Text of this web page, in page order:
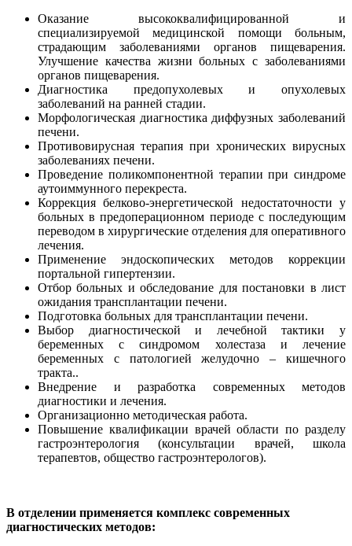
Оказание высококвалифицированной и
специализируемой медицинской помощи больным,
страдающим заболеваниями органов пищеварения.
Улучшение качества жизни больных с заболеваниями
органов пищеварения.
Диагностика предопухолевых и опухолевых
заболеваний на ранней стадии.
Морфологическая диагностика диффузных заболеваний
печени.
Противовирусная терапия при хронических вирусных
заболеваниях печени.
Проведение поликомпонентной терапии при синдроме
аутоиммунного перекреста.
Коррекция белково-энергетической недостаточности у
больных в предоперационном периоде с последующим
переводом в хирургические отделения для оперативного
лечения.
Применение эндоскопических методов коррекции
портальной гипертензии.
Отбор больных и обследование для постановки в лист
ожидания трансплантации печени.
Подготовка больных для трансплантации печени.
Выбор диагностической и лечебной тактики у
беременных с синдромом холестаза и лечение
беременных с патологией желудочно – кишечного
тракта..
Внедрение и разработка современных методов
диагностики и лечения.
Организационно методическая работа.
Повышение квалификации врачей области по разделу
гастроэнтерология (консультации врачей, школа
терапевтов, общество гастроэнтерологов).
В отделении применяется комплекс современных
диагностических методов: